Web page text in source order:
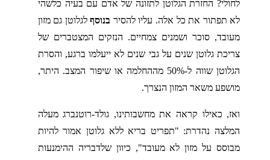
לחולי? החזרת הגלוטן לתזונה של אדם עם בעיה כלשהי
לא תפתור את כל אלה. עליו להסיר בנוסףלגלוטן גם מזון
מעובד, סוכר ושמנים צמחיים. הנזקים המצטברים של
צריכת גלוטן שנים על גבי שנים לא ייעלמו ברגע, והסרת
הגלוטן שווה ל-50% מההחלמה או שיפור המצב. היתר,
מושפע משאר המזון הנצרך.
ואז, כאילו קראה את מחשבותינו, גולד-רוטנברג מעלה
המלצה נהדרת: "תפריט בריא ללא גלוטן אמור להיות
מבוסס על מזון לא מעובד", כיוון שלדבריה ההימנעות